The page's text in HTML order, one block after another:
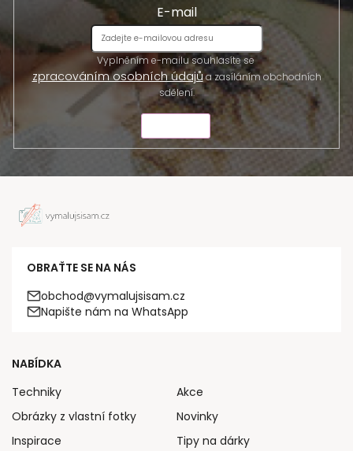
E-mail
Vyplněním e-mailu souhlasíte se
zpracováním osobních údajůa zasíláním obchodních
sdělení.
OBRAŤTE SE NA NÁS
obchod@vymalujsisam.cz
Napište nám na WhatsApp
NABÍDKA
Techniky
Obrázky z vlastní fotky
Inspirace
Akce
Novinky
Tipy na dárky